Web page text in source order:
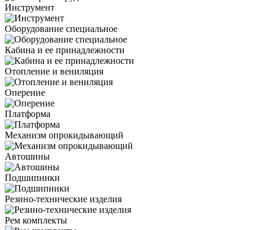
Инструмент
Оборудование специальное
Кабина и ее принадлежности
Отопление и вениляция
Оперение
Платформа
Механизм опрокидывающий
Автошины
Подшипники
Резино-технические изделия
Рем комплекты